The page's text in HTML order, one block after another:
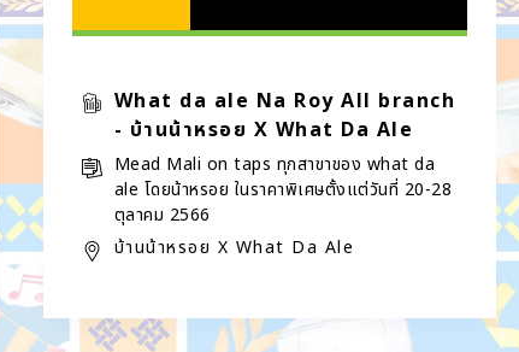
What da ale Na Roy All branch
- บ้านน้าหรอย X What Da Ale
Mead Mali on taps ทุกสาขาของ what da
ale โดยน้าหรอย ในราคาพิเศษตั้งแต่วันที่ 20-28
ตุลาคม 2566
บ้านน้าหรอย X What Da Ale